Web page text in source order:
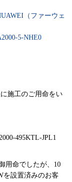
（ファーウェ
5-NHE0
施工のご用命をい
495KTL-JPL1
用命でしたが、10
を設置済みのお客